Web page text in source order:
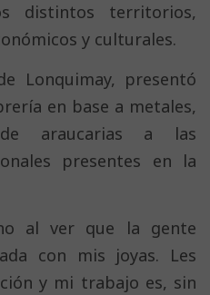
distintos territorios,
y culturales.
Lonquimay, presentó
en base a metales,
araucarias a las
presentes en la
al ver que la gente
con mis joyas. Les
y mi trabajo es, sin